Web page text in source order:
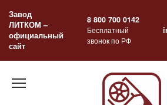
содержанию
Завод
ЛИТКОМ –
официальный
сайт
8 800 700 0142
Бесплатный
звонок по РФ